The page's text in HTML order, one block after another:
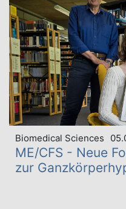
Biomedical Sciences
ME/CFS - Neue
zur